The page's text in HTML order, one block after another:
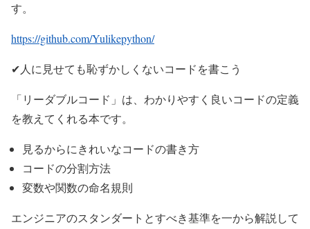
す。
https://github.com/Yulikepython/
✔人に見せても恥ずかしくないコードを書こう
「リーダブルコード」は、わかりやすく良いコードの定義
を教えてくれる本です。
見るからにきれいなコードの書き方
コードの分割方法
変数や関数の命名規則
エンジニアのスタンダートとすべき基準を一から解説して